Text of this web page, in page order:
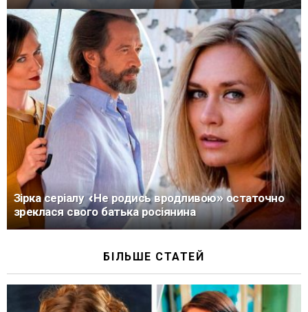
Зірка серіалу «Не родись вродливою» остаточно
зреклася свого батька росіянина
БІЛЬШЕ СТАТЕЙ